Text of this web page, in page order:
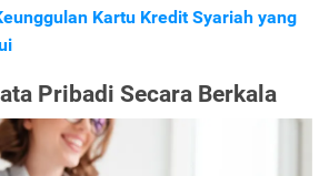
Kartu Kredit Syariah yang
Pribadi Secara Berkala